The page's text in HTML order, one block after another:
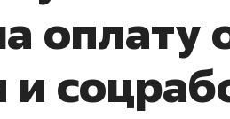
оплату
надо знать аксакалов и
Оман?
клиентах